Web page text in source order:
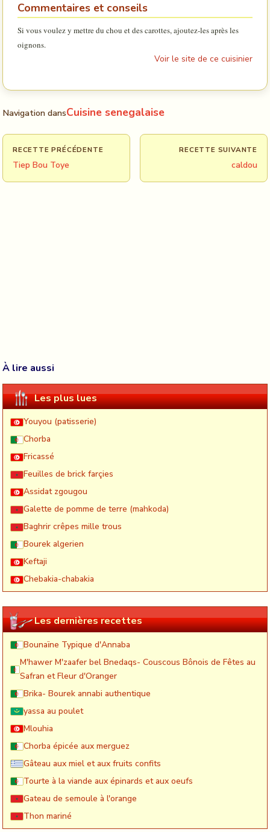
Commentaires et conseils
Si vous voulez y mettre du chou et des carottes, ajoutez-les après les
oignons.
Voir le site de ce cuisinier
Navigation dansCuisine senegalaise
RECETTE PRÉCÉDENTE
Tiep Bou Toye
RECETTE SUIVANTE
caldou
À lire aussi
Les plus lues
Youyou (patisserie)
Chorba
Fricassé
Feuilles de brick farçies
Assidat zgougou
Galette de pomme de terre (mahkoda)
Baghrir crêpes mille trous
Bourek algerien
Keftaji
Chebakia-chabakia
Les dernières recettes
Bounaïne Typique d'Annaba
M'hawer M'zaafer bel Bnedaqs- Couscous Bônois de Fêtes au
Safran et Fleur d'Oranger
Brika- Bourek annabi authentique
yassa au poulet
Mlouhia
Chorba épicée aux merguez
Gâteau aux miel et aux fruits confits
Tourte à la viande aux épinards et aux oeufs
Gateau de semoule à l'orange
Thon mariné